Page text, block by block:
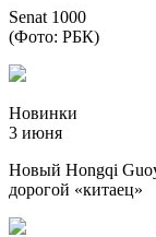
Senat 1000
(Фото: РБК)
Новинки
3 июня
Новый Hongqi
дорогой «китаец»